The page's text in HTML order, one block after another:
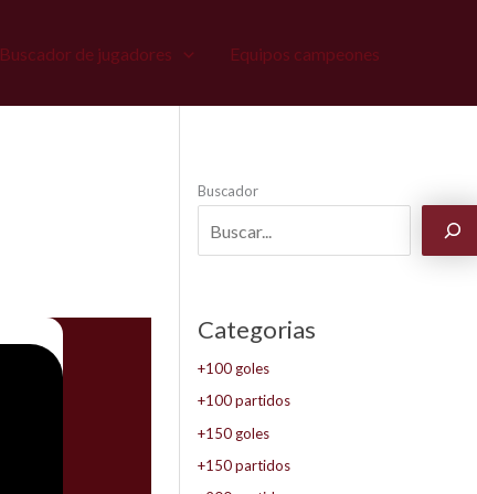
Buscador de jugadores Equipos campeones
Buscador
Categorias
+100 goles
+100 partidos
+150 goles
+150 partidos